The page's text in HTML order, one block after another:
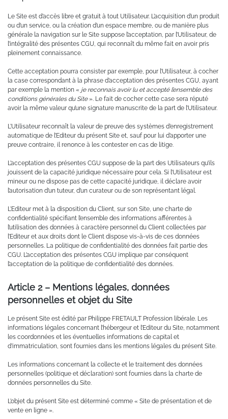
Le Site est d’accès libre et gratuit à tout Utilisateur. L’acquisition d’un produit
ou d’un service, ou la création d’un espace membre, ou de manière plus
générale la navigation sur le Site suppose l’acceptation, par l’Utilisateur, de
l’intégralité des présentes CGU, qui reconnaît du même fait en avoir pris
pleinement connaissance.
Cette acceptation pourra consister par exemple, pour l’Utilisateur, à cocher
la case correspondant à la phrase d’acceptation des présentes CGU, ayant
par exemple la mention « je reconnais avoir lu et accepté l’ensemble des
conditions générales du Site». Le fait de cocher cette case sera réputé
avoir la même valeur qu’une signature manuscrite de la part de l’Utilisateur.
L’Utilisateur reconnaît la valeur de preuve des systèmes d’enregistrement
automatique de l’Editeur du présent Site et, sauf pour lui d’apporter une
preuve contraire, il renonce à les contester en cas de litige.
L’acceptation des présentes CGU suppose de la part des Utilisateurs qu’ils
jouissent de la capacité juridique nécessaire pour cela. Si l’Utilisateur est
mineur ou ne dispose pas de cette capacité juridique, il déclare avoir
l’autorisation d’un tuteur, d’un curateur ou de son représentant légal.
L’Editeur met à la disposition du Client, sur son Site, une charte de
confidentialité spécifiant l’ensemble des informations afférentes à
l’utilisation des données à caractère personnel du Client collectées par
l’Editeur et aux droits dont le Client dispose vis-à-vis de ces données
personnelles. La politique de confidentialité des données fait partie des
CGU. L’acceptation des présentes CGU implique par conséquent
l’acceptation de la politique de confidentialité des données.
Article 2 – Mentions légales, données
personnelles et objet du Site
Le présent Site est édité par Philippe FRETAULT Profession libérale. Les
informations légales concernant l’hébergeur et l’Editeur du Site, notamment
les coordonnées et les éventuelles informations de capital et
d’immatriculation, sont fournies dans les mentions légales du présent Site.
Les informations concernant la collecte et le traitement des données
personnelles (politique et déclaration) sont fournies dans la charte de
données personnelles du Site.
L’objet du présent Site est déterminé comme « Site de présentation et de
vente en ligne ».